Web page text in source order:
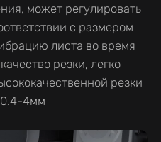
может регулировать
с размером
листа во время
резки, легко
резки
0.4-4мм